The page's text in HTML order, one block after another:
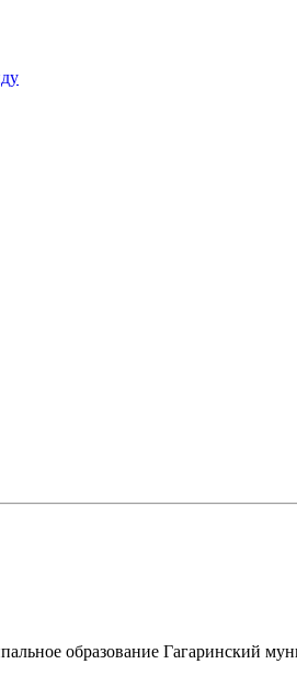
образование Гагаринский